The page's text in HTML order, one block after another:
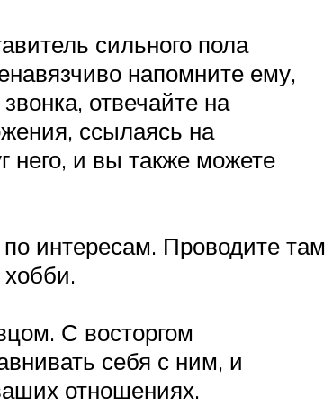
сильного пола
напомните ему,
отвечайте на
ссылаясь на
него, и вы также можете
интересам. Проводите там
С восторгом
себя с ним, и
отношениях.